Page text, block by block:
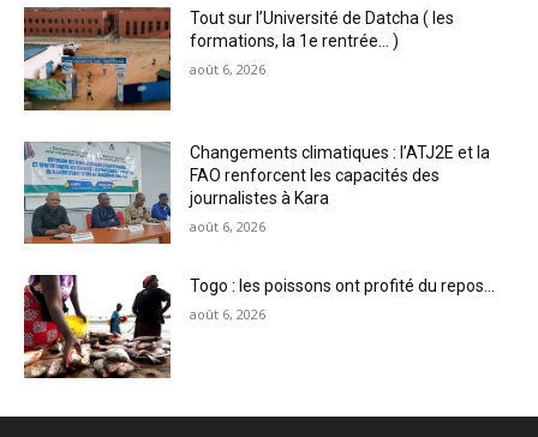
Tout sur l’Université de Datcha ( les
formations, la 1e rentrée… )
août 6, 2026
Changements climatiques : l’ATJ2E et la
FAO renforcent les capacités des
journalistes à Kara
août 6, 2026
Togo : les poissons ont profité du repos…
août 6, 2026